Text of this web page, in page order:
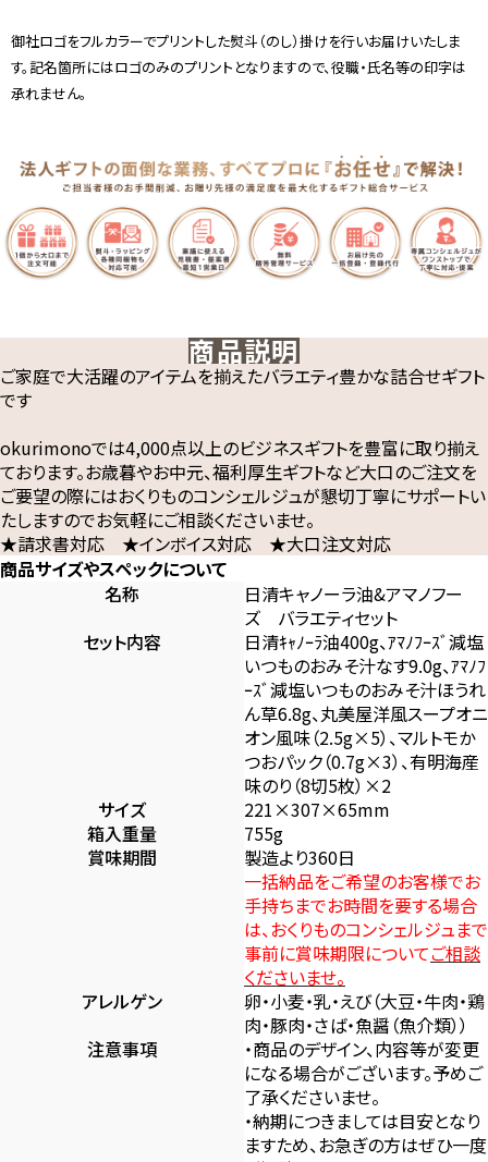
御社ロゴをフルカラーでプリントした熨斗（のし）掛けを行いお届けいたしま
す。記名箇所にはロゴのみのプリントとなりますので、役職・氏名等の印字は
承れません。
商品説明
ご家庭で大活躍のアイテムを揃えたバラエティ豊かな詰合せギフト
です
okurimonoでは4,000点以上のビジネスギフトを豊富に取り揃え
ております。お歳暮やお中元、福利厚生ギフトなど大口のご注文を
ご要望の際にはおくりものコンシェルジュが懇切丁寧にサポートい
たしますのでお気軽にご相談くださいませ。
★請求書対応 ★インボイス対応 ★大口注文対応
商品サイズやスペックについて
名称
日清キャノーラ油&アマノフー
ズ バラエティセット
セット内容
日清ｷｬﾉｰﾗ油400g、ｱﾏﾉﾌｰｽﾞ減塩
いつものおみそ汁なす9.0g、ｱﾏﾉﾌ
ｰｽﾞ減塩いつものおみそ汁ほうれ
ん草6.8g、丸美屋洋風スープオニ
オン風味（2.5g×5）、マルトモか
つおパック（0.7g×3）、有明海産
味のり（8切5枚）×2
サイズ
221×307×65mm
箱入重量
755g
賞味期間
製造より360日
一括納品をご希望のお客様でお
手持ちまでお時間を要する場合
は、おくりものコンシェルジュまで
事前に賞味期限についてご相談
くださいませ。
アレルゲン
卵・小麦・乳・えび（大豆・牛肉・鶏
肉・豚肉・さば・魚醤（魚介類））
注意事項
・商品のデザイン、内容等が変更
になる場合がございます。予めご
了承くださいませ。
・納期につきましては目安となり
ますため、お急ぎの方はぜひ一度